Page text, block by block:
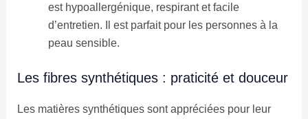
est hypoallergénique, respirant et facile
d’entretien. Il est parfait pour les personnes à la
peau sensible.
Les fibres synthétiques : praticité et douceur
Les matières synthétiques sont appréciées pour leur